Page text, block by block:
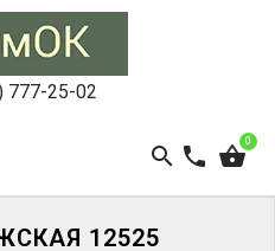
777-25-02
0
12525